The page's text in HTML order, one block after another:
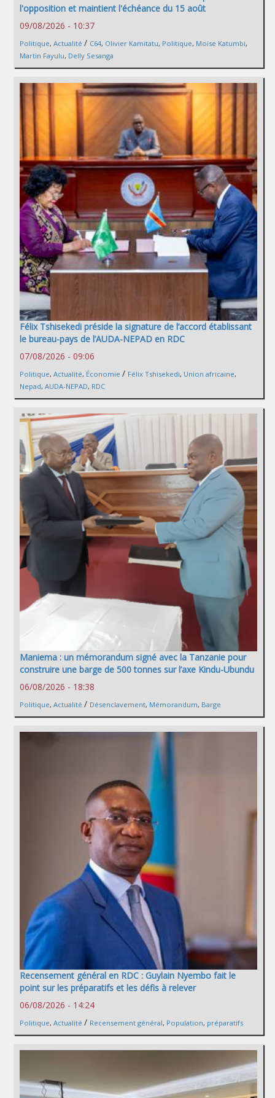
l'opposition et maintient l'échéance du 15 août
09/08/2026 - 10:37
Politique, Actualité / C64, Olivier Kamitatu, Politique, Moise Katumbi,
Martin Fayulu, Delly Sesanga
Félix Tshisekedi préside la signature de l’accord établissant
le bureau-pays de l’AUDA-NEPAD en RDC
07/08/2026 - 09:06
Politique, Actualité, Économie / Félix Tshisekedi, Union africaine,
Nepad, AUDA-NEPAD, RDC
Maniema : un mémorandum signé avec la Tanzanie pour
construire une barge de 500 tonnes sur l’axe Kindu-Ubundu
06/08/2026 - 18:38
Politique, Actualité / Désenclavement, Mémorandum, Barge
Recensement général en RDC : Guylain Nyembo fait le
point sur les préparatifs et les défis à relever
06/08/2026 - 14:24
Politique, Actualité / Recensement général, Population, préparatifs